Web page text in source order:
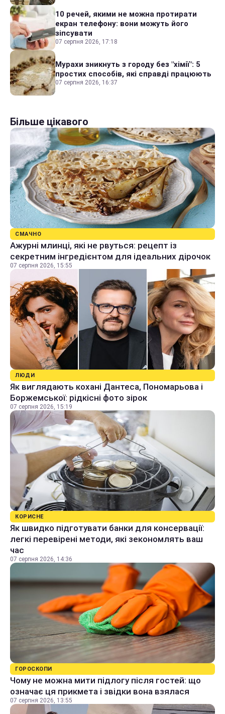
10 речей, якими не можна протирати
екран телефону: вони можуть його
зіпсувати
07 серпня 2026, 17:18
Мурахи зникнуть з городу без "хімії": 5
простих способів, які справді працюють
07 серпня 2026, 16:37
Більше цікавого
СМАЧНО
Ажурні млинці, які не рвуться: рецепт із
секретним інгредієнтом для ідеальних дірочок
07 серпня 2026, 15:55
ЛЮДИ
Як виглядають кохані Дантеса, Пономарьова і
Боржемської: рідкісні фото зірок
07 серпня 2026, 15:19
КОРИСНЕ
Як швидко підготувати банки для консервації:
легкі перевірені методи, які зекономлять ваш
час
07 серпня 2026, 14:36
ГОРОСКОПИ
Чому не можна мити підлогу після гостей: що
означає ця прикмета і звідки вона взялася
07 серпня 2026, 13:55